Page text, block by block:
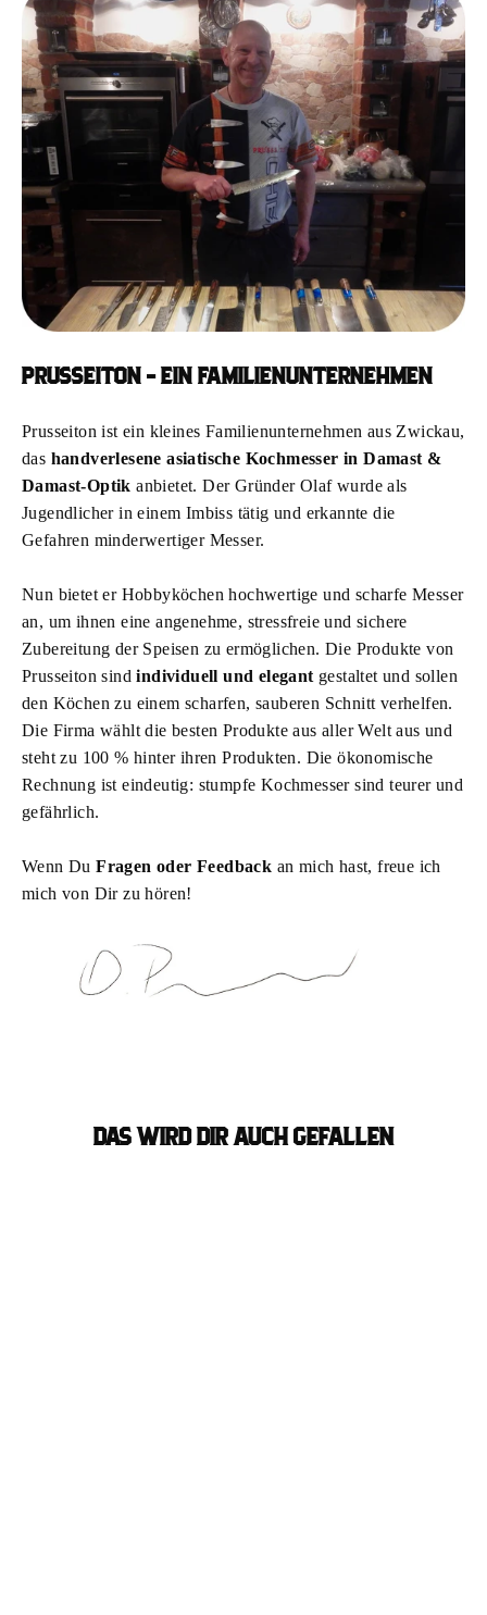
PRUSSEITON - EIN FAMILIENUNTERNEHMEN
Prusseiton ist ein kleines Familienunternehmen aus Zwickau,
das handverlesene asiatische Kochmesser in Damast &
Damast-Optik anbietet. Der Gründer Olaf wurde als
Jugendlicher in einem Imbiss tätig und erkannte die
Gefahren minderwertiger Messer.
Nun bietet er Hobbyköchen hochwertige und scharfe Messer
an, um ihnen eine angenehme, stressfreie und sichere
Zubereitung der Speisen zu ermöglichen. Die Produkte von
Prusseiton sindindividuell und elegant gestaltet und sollen
den Köchen zu einem scharfen, sauberen Schnitt verhelfen.
Die Firma wählt die besten Produkte aus aller Welt aus und
steht zu 100 % hinter ihren Produkten. Die ökonomische
Rechnung ist eindeutig: stumpfe Kochmesser sind teurer und
gefährlich.
Wenn DuFragen oder Feedback an mich hast, freue ich
mich von Dir zu hören!
DAS WIRD DIR AUCH GEFALLEN